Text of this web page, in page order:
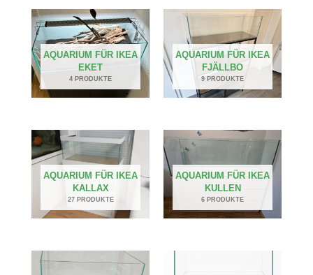
AQUARIUM FÜR IKEA
EKET
4 PRODUKTE
AQUARIUM FÜR IKEA
FJÄLLBO
9 PRODUKTE
AQUARIUM FÜR IKEA
KALLAX
27 PRODUKTE
AQUARIUM FÜR IKEA
KULLEN
6 PRODUKTE